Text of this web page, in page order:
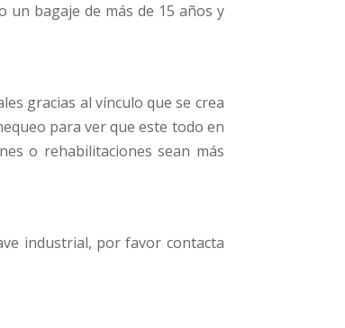
un bagaje de más de 15 años y
gracias al vínculo que se crea
para ver que este todo en
o rehabilitaciones sean más
industrial, por favor contacta